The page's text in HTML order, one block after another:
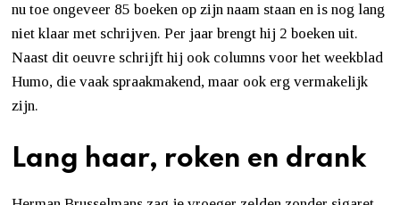
nu toe ongeveer 85 boeken op zijn naam staan en is nog lang
niet klaar met schrijven. Per jaar brengt hij 2 boeken uit.
Naast dit oeuvre schrijft hij ook columns voor het weekblad
Humo, die vaak spraakmakend, maar ook erg vermakelijk
zijn.
Lang haar, roken en drank